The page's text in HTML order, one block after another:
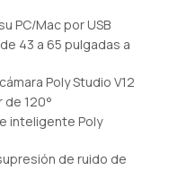
PC/Mac por USB
43 a 65 pulgadas a
Poly Studio V12
de 120°
inteligente Poly
de ruido de